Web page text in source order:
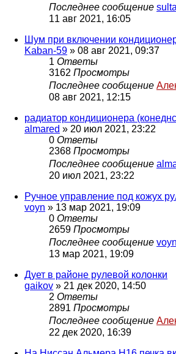
Последнее сообщение
11 авг 2021, 16:05
Шум при включении
Kaban-59 » 08 авг 2021, 09:37
1 Ответы
3162 Просмотры
Последнее сообщение
08 авг 2021, 12:15
радиатор кондиционера
almared » 20 июл 2021, 23:22
0 Ответы
2368 Просмотры
Последнее сообщение
20 июл 2021, 23:22
Ручное управление под кожух
voyn » 13 мар 2021, 19:09
0 Ответы
2659 Просмотры
Последнее сообщение voyn
13 мар 2021, 19:09
Дует в районе рулевой колонки
gaikov » 21 дек 2020, 14:50
2 Ответы
2891 Просмотры
Последнее сообщение
22 дек 2020, 16:39